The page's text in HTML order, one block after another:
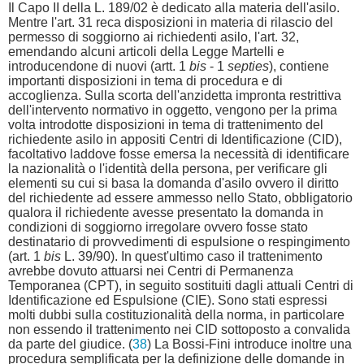
Il Capo II della L. 189/02 è dedicato alla materia dell'asilo.
Mentre l'art. 31 reca disposizioni in materia di rilascio del
permesso di soggiorno ai richiedenti asilo, l'art. 32,
emendando alcuni articoli della Legge Martelli e
introducendone di nuovi (artt. 1 bis - 1 septies), contiene
importanti disposizioni in tema di procedura e di
accoglienza. Sulla scorta dell'anzidetta impronta restrittiva
dell'intervento normativo in oggetto, vengono per la prima
volta introdotte disposizioni in tema di trattenimento del
richiedente asilo in appositi Centri di Identificazione (CID),
facoltativo laddove fosse emersa la necessità di identificare
la nazionalità o l'identità della persona, per verificare gli
elementi su cui si basa la domanda d'asilo ovvero il diritto
del richiedente ad essere ammesso nello Stato, obbligatorio
qualora il richiedente avesse presentato la domanda in
condizioni di soggiorno irregolare ovvero fosse stato
destinatario di provvedimenti di espulsione o respingimento
(art. 1 bis L. 39/90). In quest'ultimo caso il trattenimento
avrebbe dovuto attuarsi nei Centri di Permanenza
Temporanea (CPT), in seguito sostituiti dagli attuali Centri di
Identificazione ed Espulsione (CIE). Sono stati espressi
molti dubbi sulla costituzionalità della norma, in particolare
non essendo il trattenimento nei CID sottoposto a convalida
da parte del giudice. (38) La Bossi-Fini introduce inoltre una
procedura semplificata per la definizione delle domande in